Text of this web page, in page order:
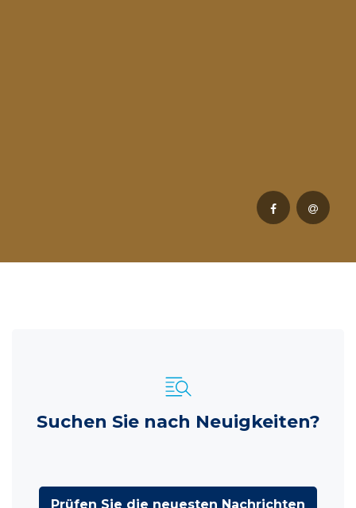
Suchen Sie nach Neuigkeiten?
Prüfen Sie die neuesten Nachrichten